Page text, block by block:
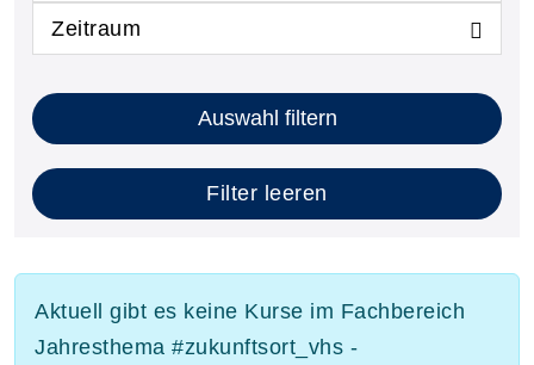
Zeitraum
Auswahl filtern
Filter leeren
Aktuell gibt es keine Kurse im Fachbereich
Jahresthema #zukunftsort_vhs -